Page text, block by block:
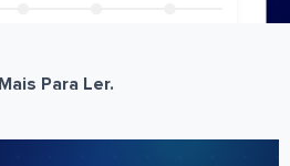
Para Ler.